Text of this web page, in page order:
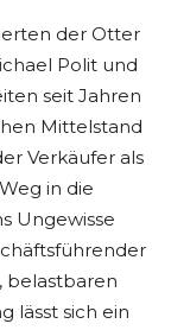
der Otter
Polit und
seit Jahren
Mittelstand
Verkäufer als
in die
Ungewisse
belastbaren
lässt sich ein